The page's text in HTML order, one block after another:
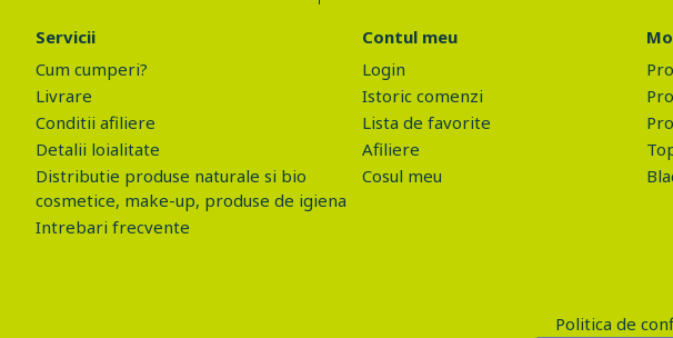
Servicii
Cum cumperi?
Livrare
Conditii afiliere
Detalii loialitate
Distributie produse naturale si bio
cosmetice, make-up, produse de igiena
Intrebari frecvente
Contul meu
Login
Istoric comenzi
Lista de favorite
Afiliere
Cosul meu
Politica de